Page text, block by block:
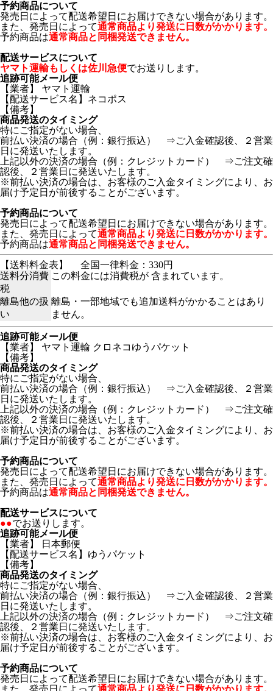
予約商品について
発売日によって配送希望日にお届けできない場合があります。
また、発売日によって通常商品より発送に日数がかかります。
予約商品は通常商品と同梱発送できません。
配送サービスについて
ヤマト運輸もしくは佐川急便でお送りします。
追跡可能メール便
【業者】 ヤマト運輸
【配送サービス名】ネコポス
【備考】
商品発送のタイミング
特にご指定がない場合、
前払い決済の場合（例：銀行振込） ⇒ご入金確認後、２営業
日に発送いたします。
上記以外の決済の場合（例：クレジットカード） ⇒ご注文確
認後、２営業日に発送いたします。
※前払い決済の場合は、お客様のご入金タイミングにより、お
届け予定日が前後することがございます。
予約商品について
発売日によって配送希望日にお届けできない場合があります。
また、発売日によって通常商品より発送に日数がかかります。
予約商品は通常商品と同梱発送できません。
【送料料金表】
全国一律料金：330円
送料分消費
税
この料金には消費税が 含まれています。
離島他の扱
い
離島・一部地域でも追加送料がかかることはあり
ません。
追跡可能メール便
【業者】 ヤマト運輸 クロネコゆうパケット
【備考】
商品発送のタイミング
特にご指定がない場合、
前払い決済の場合（例：銀行振込） ⇒ご入金確認後、２営業
日に発送いたします。
上記以外の決済の場合（例：クレジットカード） ⇒ご注文確
認後、２営業日に発送いたします。
※前払い決済の場合は、お客様のご入金タイミングにより、お
届け予定日が前後することがございます。
予約商品について
発売日によって配送希望日にお届けできない場合があります。
また、発売日によって通常商品より発送に日数がかかります。
予約商品は通常商品と同梱発送できません。
配送サービスについて
●●でお送りします。
追跡可能メール便
【業者】 日本郵便
【配送サービス名】ゆうパケット
【備考】
商品発送のタイミング
特にご指定がない場合、
前払い決済の場合（例：銀行振込） ⇒ご入金確認後、２営業
日に発送いたします。
上記以外の決済の場合（例：クレジットカード） ⇒ご注文確
認後、２営業日に発送いたします。
※前払い決済の場合は、お客様のご入金タイミングにより、お
届け予定日が前後することがございます。
予約商品について
発売日によって配送希望日にお届けできない場合があります。